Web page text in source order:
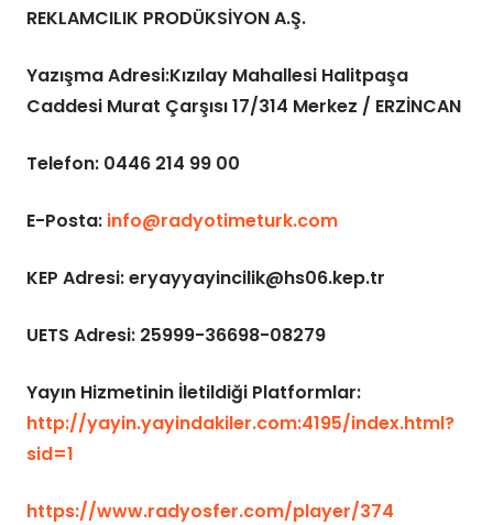
REKLAMCILIK PRODÜKSİYON A.Ş.
Yazışma Adresi:Kızılay Mahallesi Halitpaşa
Caddesi Murat Çarşısı 17/314 Merkez / ERZİNCAN
Telefon: 0446 214 99 00
E-Posta: info@radyotimeturk.com
KEP Adresi:eryayyayincilik@hs06.kep.tr
UETS Adresi: 25999-36698-08279
Yayın Hizmetinin İletildiği Platformlar:
http://yayin.yayindakiler.com:4195/index.html?
sid=1
https://www.radyosfer.com/player/374